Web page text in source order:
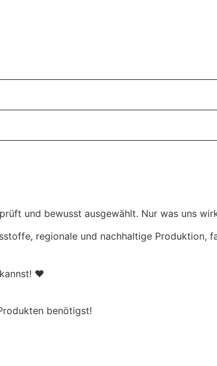
und bewusst ausgewählt. Nur was uns
regionale und nachhaltige Produktion,
♥
benötigst!